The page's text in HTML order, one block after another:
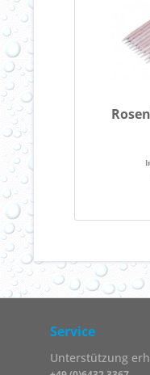
Service
Unterstützung